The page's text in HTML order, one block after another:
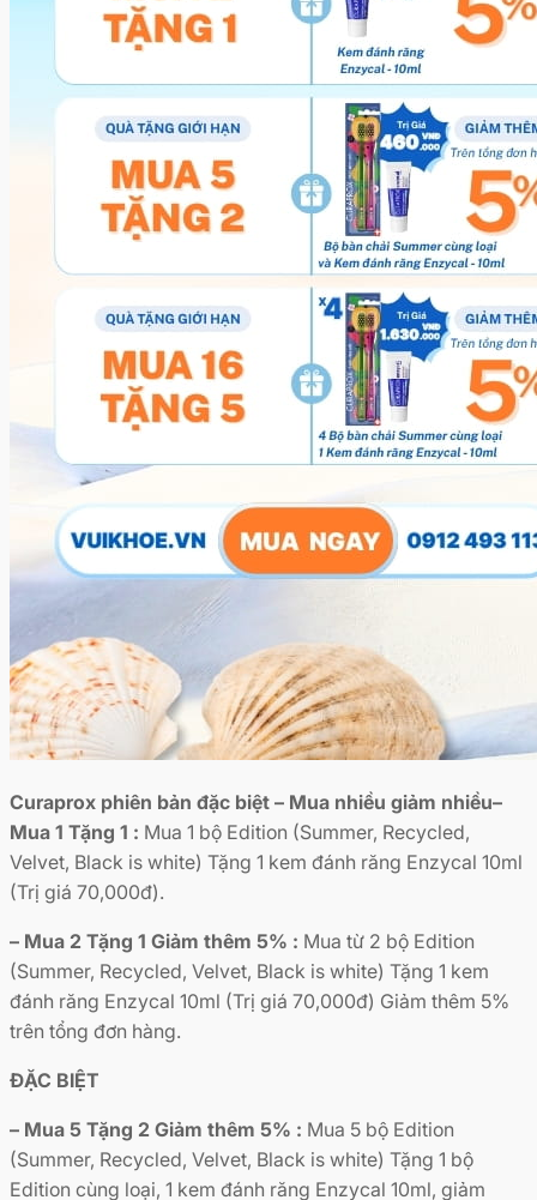
Curaprox phiên bản đặc biệt – Mua nhiều giảm nhiều–
Mua 1 Tặng 1 : Mua 1 bộ Edition (Summer, Recycled,
Velvet, Black is white) Tặng 1 kem đánh răng Enzycal 10ml
(Trị giá 70,000đ).
– Mua 2 Tặng 1 Giảm thêm 5% : Mua từ 2 bộ Edition
(Summer, Recycled, Velvet, Black is white) Tặng 1 kem
đánh răng Enzycal 10ml (Trị giá 70,000đ) Giảm thêm 5%
trên tổng đơn hàng.
ĐẶC BIỆT
– Mua 5 Tặng 2 Giảm thêm 5% : Mua 5 bộ Edition
(Summer, Recycled, Velvet, Black is white) Tặng 1 bộ
Edition cùng loại, 1 kem đánh răng Enzycal 10ml, giảm